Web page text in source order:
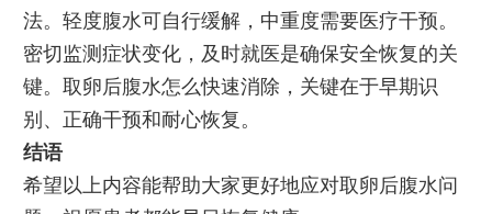
法。轻度腹水可自行缓解，中重度需要医疗干预。
密切监测症状变化，及时就医是确保安全恢复的关
键。取卵后腹水怎么快速消除，关键在于早期识
别、正确干预和耐心恢复。
结语
希望以上内容能帮助大家更好地应对取卵后腹水问